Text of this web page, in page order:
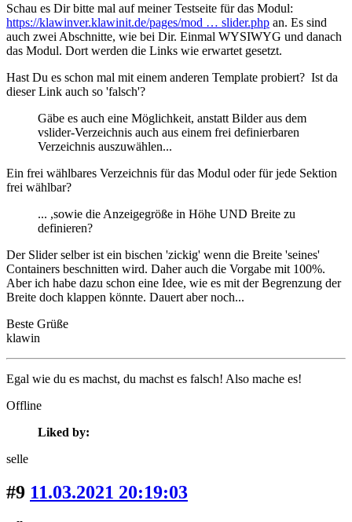
Schau es Dir bitte mal auf meiner Testseite für das Modul:
https://klawinver.klawinit.de/pages/mod … slider.php an. Es sind
auch zwei Abschnitte, wie bei Dir. Einmal WYSIWYG und danach
das Modul. Dort werden die Links wie erwartet gesetzt.
Hast Du es schon mal mit einem anderen Template probiert? Ist da
dieser Link auch so 'falsch'?
Gäbe es auch eine Möglichkeit, anstatt Bilder aus dem
vslider-Verzeichnis auch aus einem frei definierbaren
Verzeichnis auszuwählen...
Ein frei wählbares Verzeichnis für das Modul oder für jede Sektion
frei wählbar?
... ,sowie die Anzeigegröße in Höhe UND Breite zu
definieren?
Der Slider selber ist ein bischen 'zickig' wenn die Breite 'seines'
Containers beschnitten wird. Daher auch die Vorgabe mit 100%.
Aber ich habe dazu schon eine Idee, wie es mit der Begrenzung der
Breite doch klappen könnte. Dauert aber noch...
Beste Grüße
klawin
Egal wie du es machst, du machst es falsch! Also mache es!
Offline
Liked by:
selle
#9 11.03.2021 20:19:03